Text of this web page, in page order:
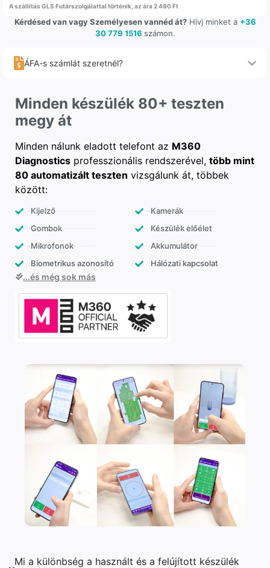
A szállítás GLS Futárszolgálattal történik, az ára 2 490 Ft
Kérdésed van vagy Személyesen vannéd át?Hívj minket a +36
30 779 1516 számon.
ÁFA-s számlát szeretnél?
Minden készülék 80+ teszten
megy át
Minden nálunk eladott telefont az M360
Diagnostics professzionális rendszerével, több mint
80 automatizált teszten vizsgálunk át, többek
között:
Kijelző
Gombok
Mikrofonok
Biometrikus azonosító
Kamerák
Készülék előélet
Akkumulátor
Hálózati kapcsolat
...és még sok más
Mi a különbség a használt és a felújított készülék